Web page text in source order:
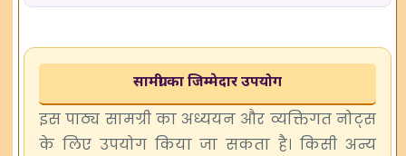
सामग्री का जिम्मेदार उपयोग
इस पाठ्य सामग्री का अध्ययन और व्यक्तिगत नोट्स
के लिए उपयोग किया जा सकता है। किसी अन्य